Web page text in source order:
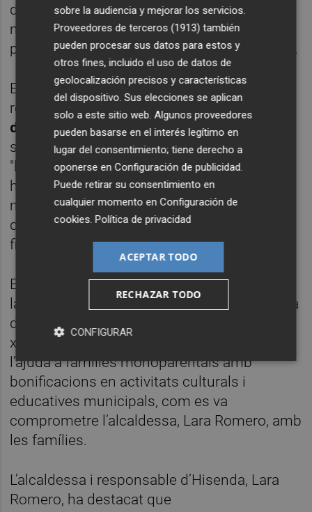
d’equipament "en punts sensibles i per a
millorar els passos de vianants amb
propostes innovadores", ha apuntat Romero.
Es va aprovar també, destinar part del
romanent a l’
amortització anticipada de
deute (480.000 euros), fet que permetrà,
segons va apuntar l’alcaldessa en el ple, que
"l’ajuntament es quede amb un deute
històric i Tavernes passe a ser un dels
municipis menys endeutats de la província
de València, reforçant així la sostenibilitat
financera i l’estabilitat econòmica".
En les ajudes socials previstes s’aposta per
la diversitat familiar amb la posada en marxa
de dos iniciatives: el xec bebé per a cada
xiquet o xiqueta que naixca en el municipi i
l’ajuda a famílies monoparentals amb
bonificacions en activitats culturals i
educatives municipals, com es va
comprometre l’alcaldessa, Lara Romero, amb
les famílies.
L’alcaldessa i responsable d’Hisenda, Lara
Romero, ha destacat que
sobre la audiencia y mejorar los servicios.
Proveedores de terceros (1913) también
pueden procesar sus datos para estos y
otros fines, incluido el uso de datos de
geolocalización precisos y características
del dispositivo. Sus elecciones se aplican
solo a este sitio web. Algunos proveedores
pueden basarse en el interés legítimo en
lugar del consentimiento; tiene derecho a
oponerse enConfiguración de publicidad.
Puede retirar su consentimiento en
cualquier momento enConfiguración de
cookies.Política de privacidad
ACEPTAR TODO
RECHAZAR TODO
CONFIGURAR